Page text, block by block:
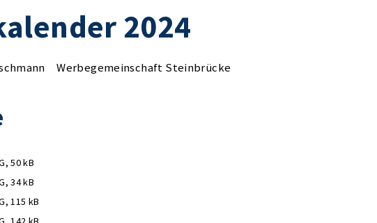
2024
Werbegemeinschaft Steinbrücke
50 kB
34 kB
115 kB